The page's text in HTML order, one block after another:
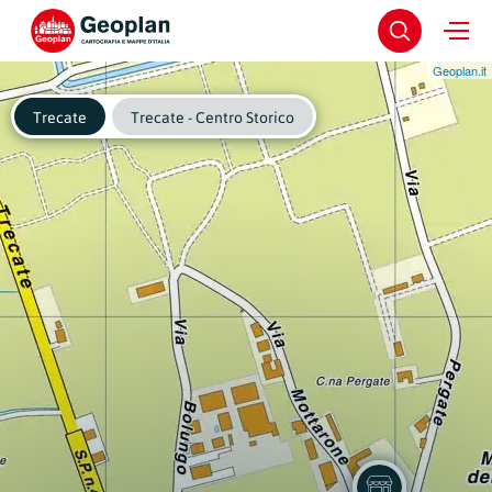
Geoplan.it
Trecate Trecate - Centro Storico